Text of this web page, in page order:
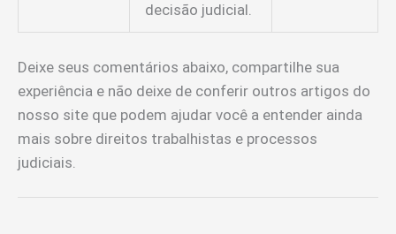
decisão judicial.
Deixe seus comentários abaixo, compartilhe sua
experiência e não deixe de conferir outros artigos do
nosso site que podem ajudar você a entender ainda
mais sobre direitos trabalhistas e processos
judiciais.